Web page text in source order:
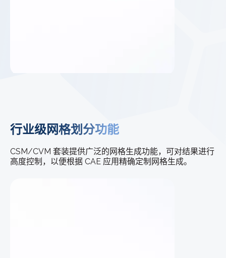
行业级网格划分功能
CSM/CVM 套装提供广泛的网格生成功能，可对结果进行
高度控制，以便根据 CAE 应用精确定制网格生成。